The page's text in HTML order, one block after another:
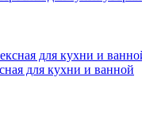
для кухни и ванной